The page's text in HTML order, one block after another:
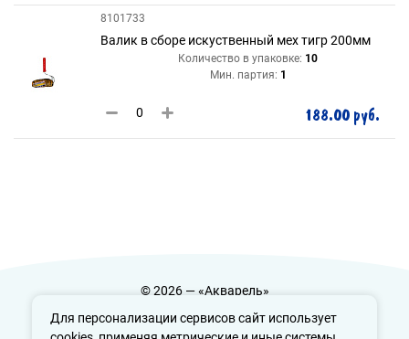
Для персонализации сервисов сайт использует
8101733
Валик в сборе искуственный мех тигр 200мм
Количество в упаковке: 10
Мин. партия: 1
188.00 руб.
© 2026 — «Акварель»
Политика конфиденциальности